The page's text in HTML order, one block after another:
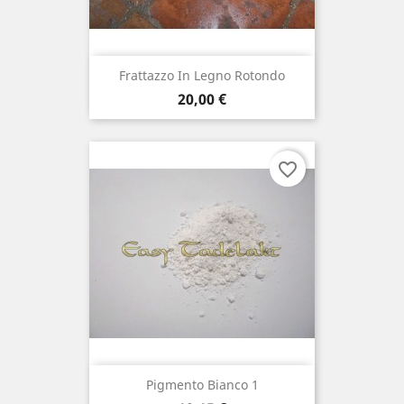
Frattazzo In Legno Rotondo
Prezzo
20,00 €
Pigmento Bianco 1
favorite_border